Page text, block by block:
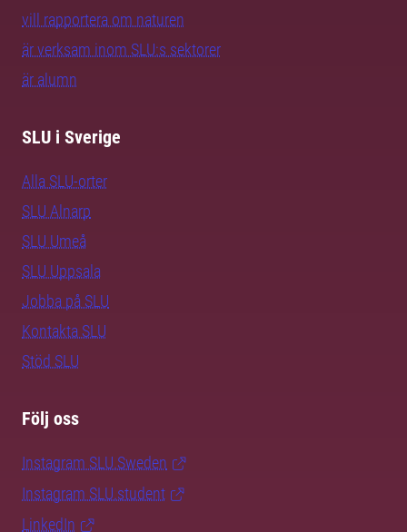
vill rapportera om naturen
är verksam inom SLU:s sektorer
är alumn
SLU i Sverige
Alla SLU-orter
SLU Alnarp
SLU Umeå
SLU Uppsala
Jobba på SLU
Kontakta SLU
Stöd SLU
Följ oss
Instagram SLU.Sweden
Instagram SLU.student
LinkedIn